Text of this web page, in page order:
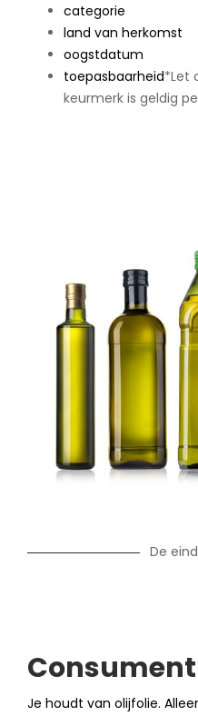
categorie
land van herkomst
oogstdatum
toepasbaarheid*Let
keurmerk is geldig
De
Je houdt van olijfolie.